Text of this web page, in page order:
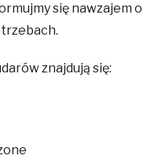
się nawzajem o
znajdują się: